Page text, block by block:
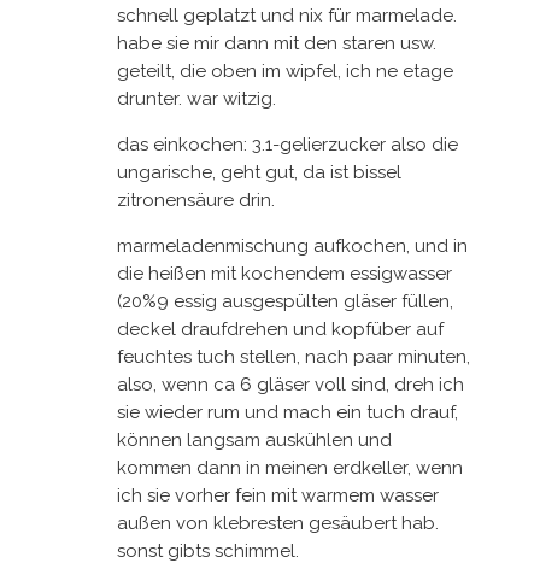
schnell geplatzt und nix für marmelade.
habe sie mir dann mit den staren usw.
geteilt, die oben im wipfel, ich ne etage
drunter. war witzig.
das einkochen: 3.1-gelierzucker also die
ungarische, geht gut, da ist bissel
zitronensäure drin.
marmeladenmischung aufkochen, und in
die heißen mit kochendem essigwasser
(20%9 essig ausgespülten gläser füllen,
deckel draufdrehen und kopfüber auf
feuchtes tuch stellen, nach paar minuten,
also, wenn ca 6 gläser voll sind, dreh ich
sie wieder rum und mach ein tuch drauf,
können langsam auskühlen und
kommen dann in meinen erdkeller, wenn
ich sie vorher fein mit warmem wasser
außen von klebresten gesäubert hab.
sonst gibts schimmel.